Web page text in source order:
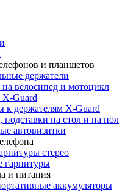
и планшетов
держатели
велосипед и мотоцикл
X-Guard
к держателям X-Guard
подставки на стол и на пол
автовизитки
стерео
гарнитуры
и питания
аккумуляторы